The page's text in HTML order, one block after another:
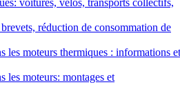
réduction de consommation de
les moteurs thermiques : informations et
les moteurs: montages et